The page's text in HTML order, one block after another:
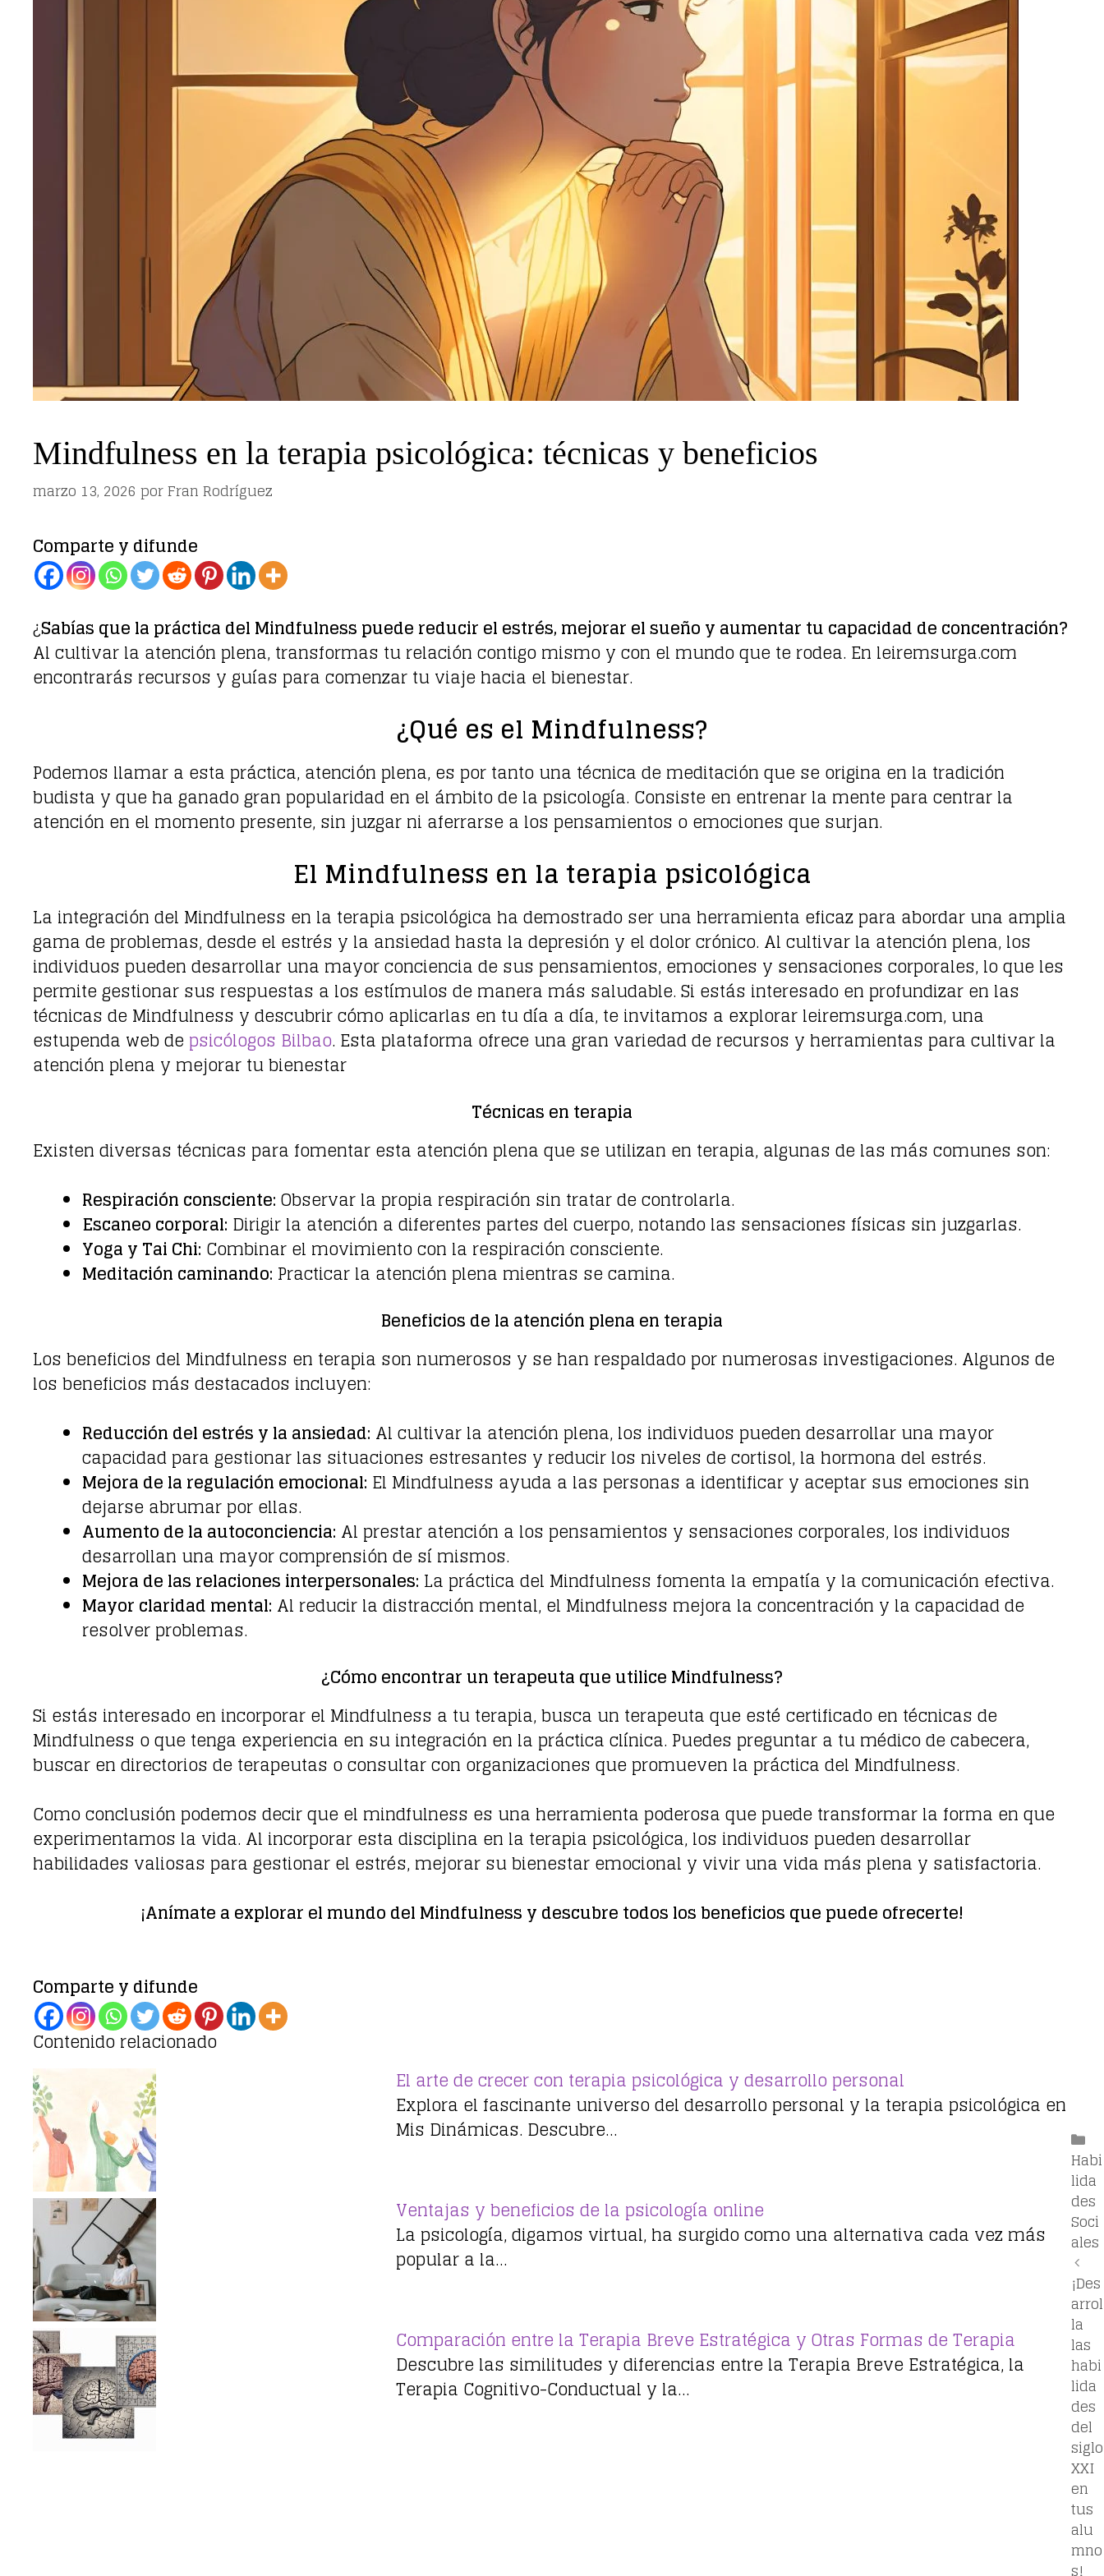
Mindfulness en la terapia psicológica: técnicas y beneficios
marzo 13, 2026 porFran Rodríguez
Comparte y difunde
¿Sabías que la práctica del Mindfulness puede reducir el estrés, mejorar el sueño y aumentar tu capacidad de concentración?
Al cultivar la atención plena, transformas tu relación contigo mismo y con el mundo que te rodea. En leiremsurga.com
encontrarás recursos y guías para comenzar tu viaje hacia el bienestar.
¿Qué es el Mindfulness?
Podemos llamar a esta práctica, atención plena, es por tanto una técnica de meditación que se origina en la tradición
budista y que ha ganado gran popularidad en el ámbito de la psicología. Consiste en entrenar la mente para centrar la
atención en el momento presente, sin juzgar ni aferrarse a los pensamientos o emociones que surjan.
El Mindfulness en la terapia psicológica
La integración del Mindfulness en la terapia psicológica ha demostrado ser una herramienta eficaz para abordar una amplia
gama de problemas, desde el estrés y la ansiedad hasta la depresión y el dolor crónico. Al cultivar la atención plena, los
individuos pueden desarrollar una mayor conciencia de sus pensamientos, emociones y sensaciones corporales, lo que les
permite gestionar sus respuestas a los estímulos de manera más saludable. Si estás interesado en profundizar en las
técnicas de Mindfulness y descubrir cómo aplicarlas en tu día a día, te invitamos a explorar leiremsurga.com, una
estupenda web depsicólogos Bilbao. Esta plataforma ofrece una gran variedad de recursos y herramientas para cultivar la
atención plena y mejorar tu bienestar
Técnicas en terapia
Existen diversas técnicas para fomentar esta atención plena que se utilizan en terapia, algunas de las más comunes son:
Respiración consciente:Observar la propia respiración sin tratar de controlarla.
Escaneo corporal: Dirigir la atención a diferentes partes del cuerpo, notando las sensaciones físicas sin juzgarlas.
Yoga y Tai Chi: Combinar el movimiento con la respiración consciente.
Meditación caminando: Practicar la atención plena mientras se camina.
Beneficios de la atención plena en terapia
Los beneficios del Mindfulness en terapia son numerosos y se han respaldado por numerosas investigaciones. Algunos de
los beneficios más destacados incluyen:
Reducción del estrés y la ansiedad: Al cultivar la atención plena, los individuos pueden desarrollar una mayor
capacidad para gestionar las situaciones estresantes y reducir los niveles de cortisol, la hormona del estrés.
Mejora de la regulación emocional: El Mindfulness ayuda a las personas a identificar y aceptar sus emociones sin
dejarse abrumar por ellas.
Aumento de la autoconciencia: Al prestar atención a los pensamientos y sensaciones corporales, los individuos
desarrollan una mayor comprensión de sí mismos.
Mejora de las relaciones interpersonales: La práctica del Mindfulness fomenta la empatía y la comunicación efectiva.
Mayor claridad mental: Al reducir la distracción mental, el Mindfulness mejora la concentración y la capacidad de
resolver problemas.
¿Cómo encontrar un terapeuta que utilice Mindfulness?
Si estás interesado en incorporar el Mindfulness a tu terapia, busca un terapeuta que esté certificado en técnicas de
Mindfulness o que tenga experiencia en su integración en la práctica clínica. Puedes preguntar a tu médico de cabecera,
buscar en directorios de terapeutas o consultar con organizaciones que promueven la práctica del Mindfulness.
Como conclusión podemos decir que el mindfulness es una herramienta poderosa que puede transformar la forma en que
experimentamos la vida. Al incorporar esta disciplina en la terapia psicológica, los individuos pueden desarrollar
habilidades valiosas para gestionar el estrés, mejorar su bienestar emocional y vivir una vida más plena y satisfactoria.
¡Anímate a explorar el mundo del Mindfulness y descubre todos los beneficios que puede ofrecerte!
Comparte y difunde
Contenido relacionado
El arte de crecer con terapia psicológica y desarrollo personal
Explora el fascinante universo del desarrollo personal y la terapia psicológica en
Mis Dinámicas. Descubre…
Ventajas y beneficios de la psicología online
La psicología, digamos virtual, ha surgido como una alternativa cada vez más
popular a la…
Comparación entre la Terapia Breve Estratégica y Otras Formas de Terapia
Descubre las similitudes y diferencias entre la Terapia Breve Estratégica, la
Terapia Cognitivo-Conductual y la…
Habi
lida
des
Soci
ales
¡Des
arrol
la
las
habi
lida
des
del
siglo
XXI
en
tus
alu
mno
s!